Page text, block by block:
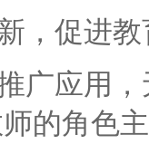
促进教
应用，
的角色